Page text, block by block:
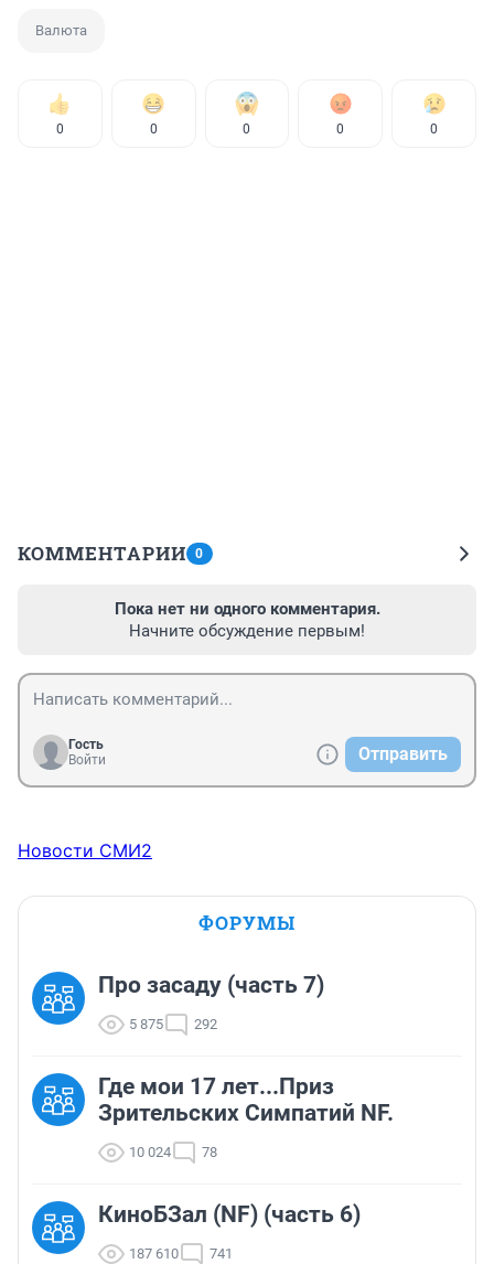
Валюта
0 0 0 0 0
КОММЕНТАРИИ 0
Пока нет ни одного комментария.
Начните обсуждение первым!
Гость
Войти
Отправить
Новости СМИ2
ФОРУМЫ
Про засаду (часть 7)
5 875 292
Где мои 17 лет...Приз
Зрительских Симпатий NF.
10 024 78
КиноБЗал (NF) (часть 6)
187 610 741